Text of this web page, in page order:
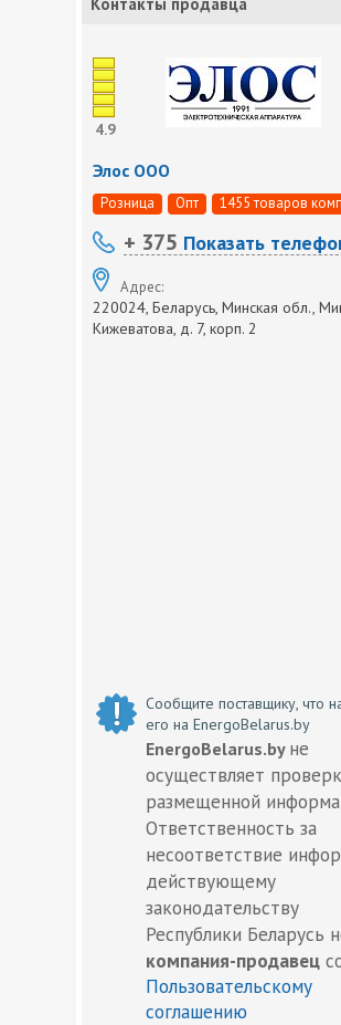
4.9
Элос ООО
Розница Опт 1455 товаров
+ 375 Показать
Адрес:
220024, Беларусь, Минская обл.,
Кижеватова, д. 7, корп. 2
Сообщите поставщику, что
его на EnergoBelarus.by
EnergoBelarus.by не
осуществляет
размещенной
Ответственность за
несоответствие
действующему
законодательству
Республики Беларусь
компания-продавец
Пользовательскому
соглашению